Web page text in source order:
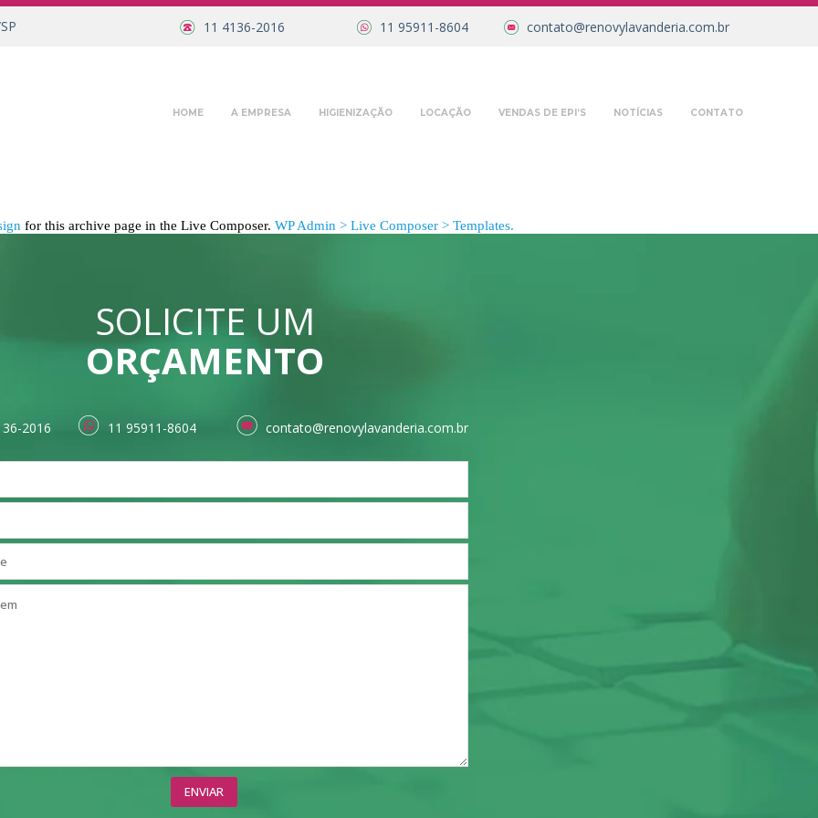
11 4136-2016 11 95911-8604 contato@renovylavanderia.com.br
HOME A EMPRESA HIGIENIZAÇÃO LOCAÇÃO VENDAS DE EPI’S NOTÍCIAS CONTATO
for this archive page in the Live Composer. WP Admin > Live Composer > Templates.
SOLICITE UM
ORÇAMENTO
2016 11 95911-8604 contato@renovylavanderia.com.br